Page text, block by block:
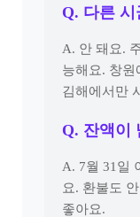
Q. 다른
A. 안 돼요.
능해요. 창원
김해에서만
Q. 잔액이
A. 7월 31일
요. 환불도
좋아요.